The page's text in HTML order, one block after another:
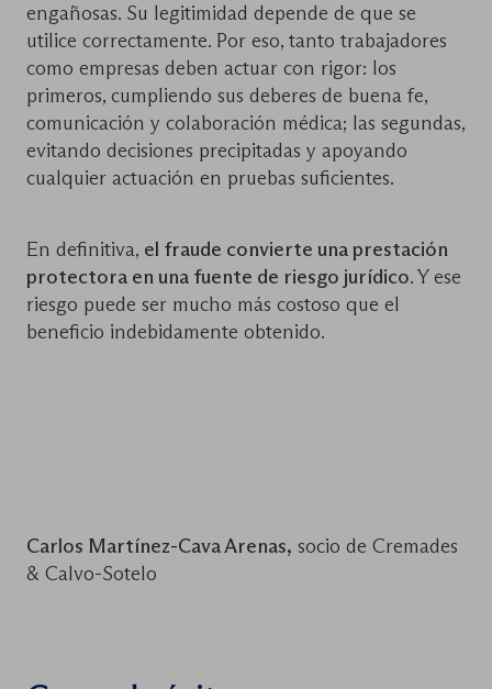
engañosas. Su legitimidad depende de que se
utilice correctamente. Por eso, tanto trabajadores
como empresas deben actuar con rigor: los
primeros, cumpliendo sus deberes de buena fe,
comunicación y colaboración médica; las segundas,
evitando decisiones precipitadas y apoyando
cualquier actuación en pruebas suficientes.
En definitiva, el fraude convierte una prestación
protectora en una fuente de riesgo jurídico. Y ese
riesgo puede ser mucho más costoso que el
beneficio indebidamente obtenido.
Carlos Martínez-Cava Arenas, socio de Cremades
& Calvo-Sotelo